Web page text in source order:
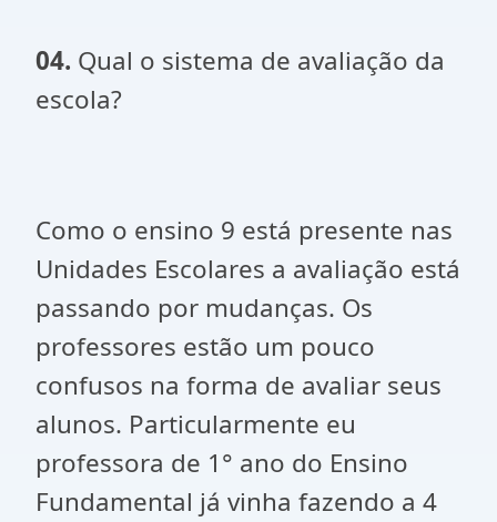
04. Qual o sistema de avaliação da
escola?
Como o ensino 9 está presente nas
Unidades Escolares a avaliação está
passando por mudanças. Os
professores estão um pouco
confusos na forma de avaliar seus
alunos. Particularmente eu
professora de 1° ano do Ensino
Fundamental já vinha fazendo a 4